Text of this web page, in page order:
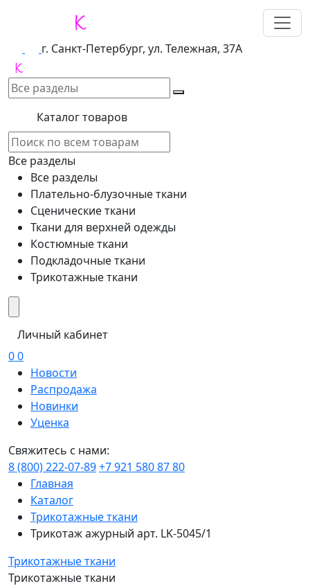
г. Санкт-Петербург, ул. Тележная, 37А
Каталог товаров
Все разделы
Все разделы
Плательно-блузочные ткани
Сценические ткани
Ткани для верхней одежды
Костюмные ткани
Подкладочные ткани
Трикотажные ткани
Личный кабинет
00
Новости
Распродажа
Новинки
Уценка
Свяжитесь с нами:
8 (800) 222-07-89+7 921 580 87 80
Главная
Каталог
Трикотажные ткани
Трикотаж ажурный арт. LK-5045/1
Трикотажные ткани
Трикотажные ткани